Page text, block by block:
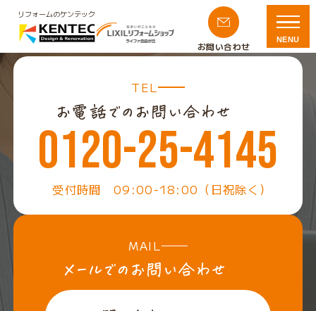
リフォームのケンテック
お問い合わせ
NENU
TEL
0120-25-4145
受付時間 09:00-18:00（日祝除く）
MAIL